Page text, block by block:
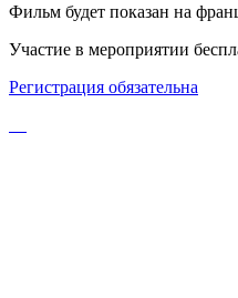
Фильм будет показан на
Участие в мероприятии
Регистрация обязательна